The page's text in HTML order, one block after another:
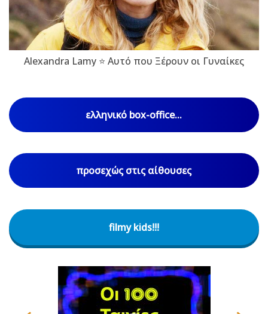
Alexandra Lamy ⭐ Αυτό που Ξέρουν οι Γυναίκες
ελληνικό box-office...
προσεχώς στις αίθουσες
filmy kids!!!